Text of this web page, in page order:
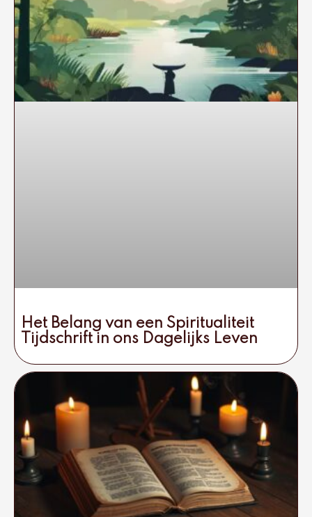
Het Belang van een Spiritualiteit
Tijdschrift in ons Dagelijks Leven